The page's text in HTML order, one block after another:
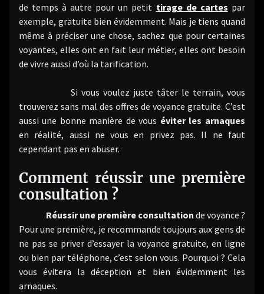
de temps à autre pour un petit tirage de cartes par
exemple, gratuite bien évidemment. Mais je tiens quand
même à préciser une chose, sachez que pour certaines
voyantes, elles ont en fait leur métier, elles ont besoin
de vivre aussi d’où la tarification.
Si vous voulez juste tâter le terrain, vous
trouverez sans mal des offres de voyance gratuite. C’est
aussi une bonne manière de vous éviter les arnaques
en réalité, aussi ne vous en privez pas. Il ne faut
cependant pas en abuser.
Comment réussir une première
consultation ?
Réussir une première consultation de voyance ?
Pour une première, je recommande toujours aux gens de
ne pas se priver d’essayer la voyance gratuite, en ligne
ou bien par téléphone, c’est selon vous. Pourquoi ? Cela
vous évitera la déception et bien évidemment les
arnaques.